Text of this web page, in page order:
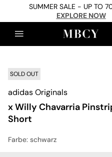
SUMMER SALE - UP TO
EXPLORE NOW
SOLD OUT
adidas Originals
x Willy Chavarria
Short
Farbe: schwarz